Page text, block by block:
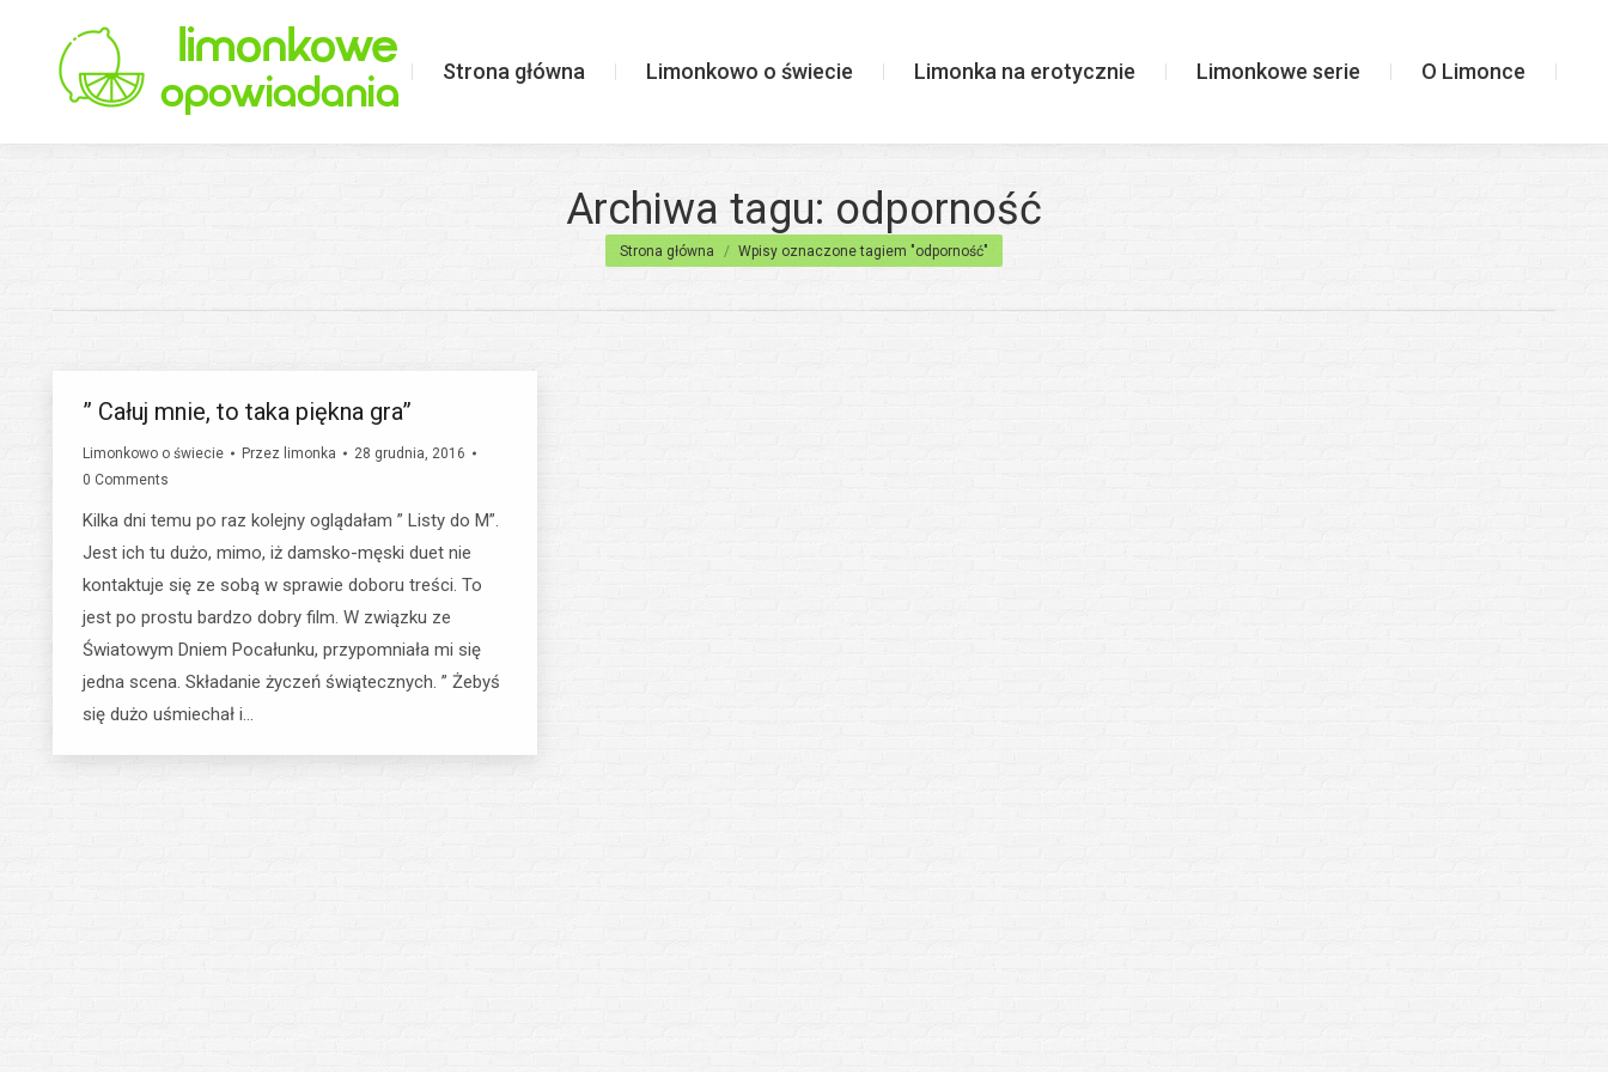
Strona główna Limonkowo o świecie Limonka na erotycznie Limonkowe serie O Limonce
Archiwa tagu: odporność
Jesteś tutaj:
Strona główna Wpisy oznaczone tagiem "odporność"
” Całuj mnie, to taka piękna gra”
Limonkowo o świecie Przez limonka
28 grudnia, 2016
0 Comments
Kilka dni temu po raz kolejny oglądałam ” Listy do M”.
Jest ich tu dużo, mimo, iż damsko-męski duet nie
kontaktuje się ze sobą w sprawie doboru treści. To
jest po prostu bardzo dobry film. W związku ze
Światowym Dniem Pocałunku, przypomniała mi się
jedna scena. Składanie życzeń świątecznych. ” Żebyś
się dużo uśmiechał i…
Strona główna Limonkowo o świecie